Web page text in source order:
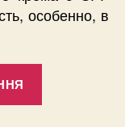
особенно, в